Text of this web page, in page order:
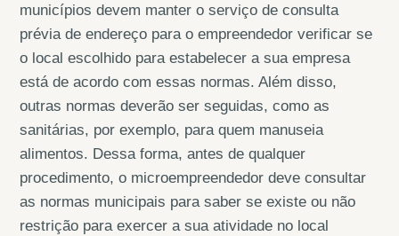
municípios devem manter o serviço de consulta
prévia de endereço para o empreendedor verificar se
o local escolhido para estabelecer a sua empresa
está de acordo com essas normas. Além disso,
outras normas deverão ser seguidas, como as
sanitárias, por exemplo, para quem manuseia
alimentos. Dessa forma, antes de qualquer
procedimento, o microempreendedor deve consultar
as normas municipais para saber se existe ou não
restrição para exercer a sua atividade no local